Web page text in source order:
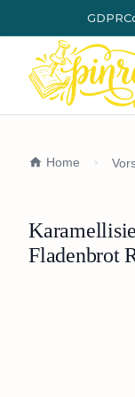
GDPR
Home
Fladenbrot